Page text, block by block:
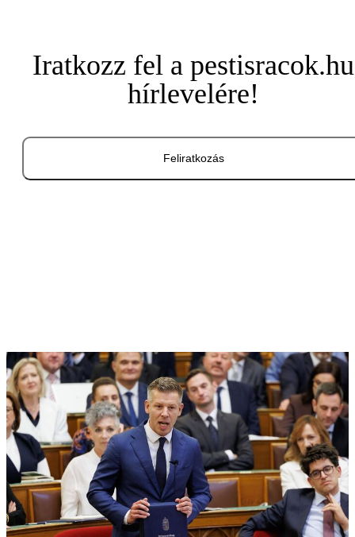
Iratkozz fel a pestisracok.hu
hírlevelére!
Feliratkozás